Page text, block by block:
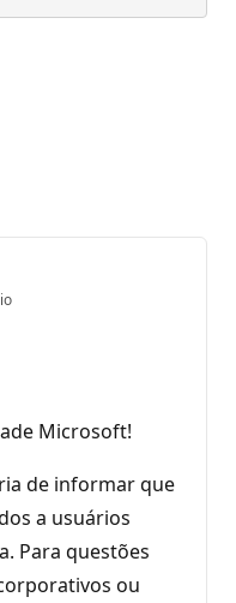
Microsoft!
de informar que
a usuários
Para questões
ou